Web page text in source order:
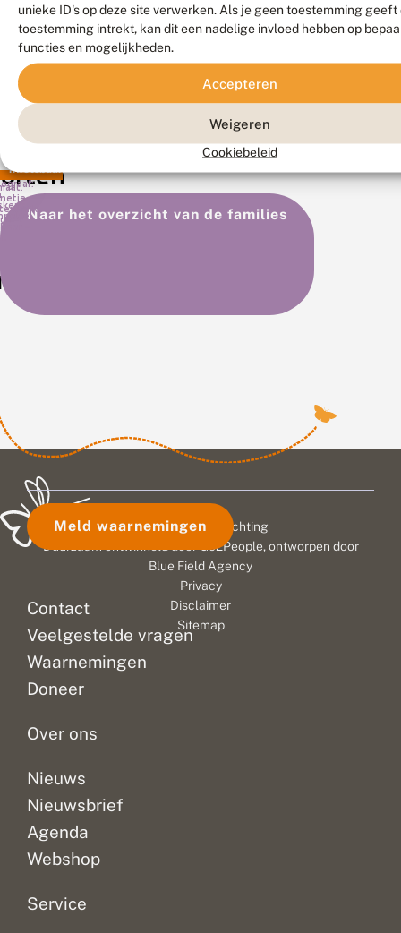
unieke ID's op deze site verwerken. Als je geen toestemming geeft
toestemming intrekt, kan dit een nadelige invloed hebben op
functies en mogelijkheden.
Accepteren
Weigeren
Cookiebeleid
hierin
dan
kwetsbaar
Bosbeekjuffer
Weidebeekjuffer
–
Naar het overzicht van de families
Contact
Veelgestelde vragen
Waarnemingen
Doneer
Over ons
Nieuws
Nieuwsbrief
Agenda
Webshop
Service
Meld waarnemingen
© 2026 Vlinderstichting
Duurzaam ontwikkeld door
Go2People, ontworpen door
Blue Field Agency
Privacy
Disclaimer
Sitemap